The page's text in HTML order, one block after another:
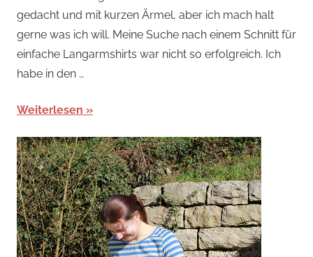
gedacht und mit kurzen Ärmel, aber ich mach halt
gerne was ich will. Meine Suche nach einem Schnitt für
einfache Langarmshirts war nicht so erfolgreich. Ich
habe in den …
Weiterlesen